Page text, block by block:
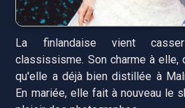
La finlandaise vient
classissisme. Son charme à
qu'elle a déjà bien distillée à
En mariée, elle fait à nouveau le